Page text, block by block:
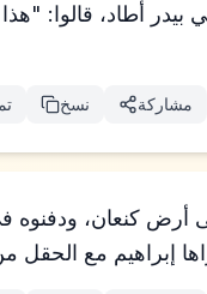
بيدر أطاد،
نسخ مشاركة
أرض كنعان، ودفنوه